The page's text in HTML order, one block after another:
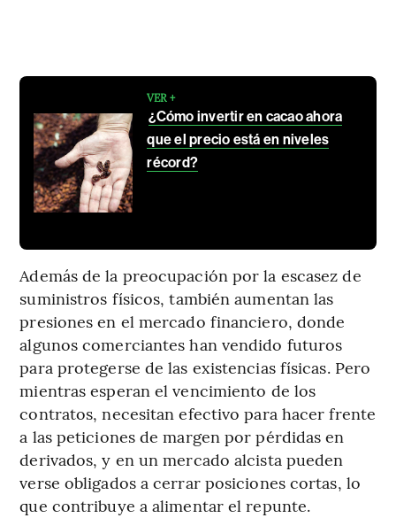
VER +
¿Cómo invertir en cacao ahora
que el precio está en niveles
récord?
Además de la preocupación por la escasez de
suministros físicos, también aumentan las
presiones en el mercado financiero, donde
algunos comerciantes han vendido futuros
para protegerse de las existencias físicas. Pero
mientras esperan el vencimiento de los
contratos, necesitan efectivo para hacer frente
a las peticiones de margen por pérdidas en
derivados, y en un mercado alcista pueden
verse obligados a cerrar posiciones cortas, lo
que contribuye a alimentar el repunte.